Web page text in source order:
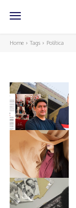
Home Tags Política